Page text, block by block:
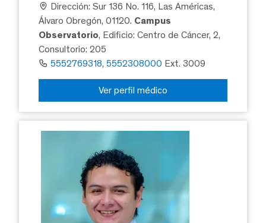
Dirección: Sur 136 No. 116, Las Américas,
Álvaro Obregón, 01120. Campus
Observatorio, Edificio: Centro de Cáncer, 2,
Consultorio: 205
5552769318, 5552308000 Ext. 3009
Ver perfil médico